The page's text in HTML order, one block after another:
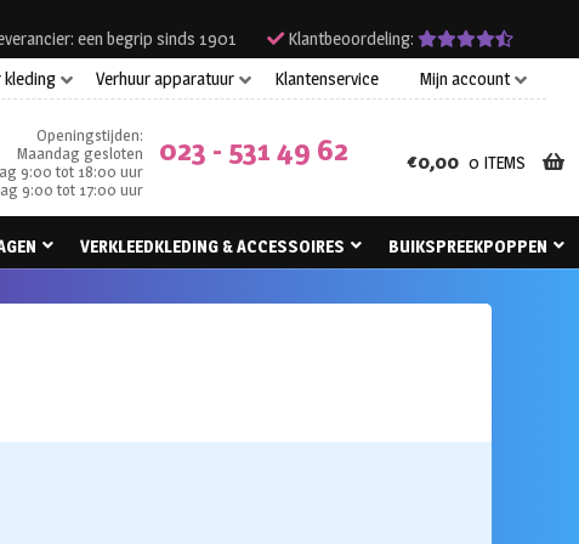
een begrip sinds 1901
Klantbeoordeling:
kleding Verhuur apparatuur Klantenservice Mijn account
Openingstijden:
Maandag gesloten
9:00 tot 18:00 uur
9:00 tot 17:00 uur
023 - 531 49 62 €0,00 0 ITEMS
VERKLEEDKLEDING & ACCESSOIRES
BUIKSPREEKPOPPEN